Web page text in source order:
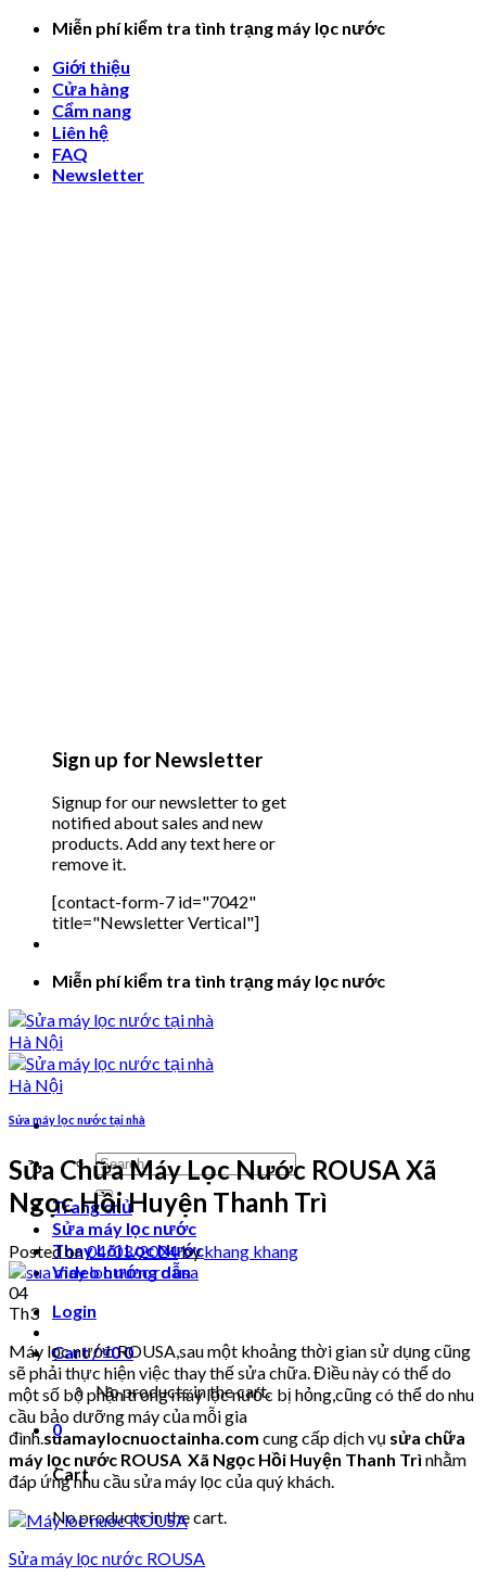
Skip
content
Miễn phí kiểm tra tình trạng máy lọc nước
Giới thiệu
Cửa hàng
Cẩm nang
Liên hệ
FAQ
Newsletter
Sign up for Newsletter
Signup for our newsletter to get
notified about sales and new
products. Add any text here or
remove it.
[contact-form-7 id="7042"
title="Newsletter Vertical"]
Miễn phí kiểm tra tình trạng máy lọc nước
Search
for:
Trang chủ
Sửa máy lọc nước
Thay Lõi Lọc Nước
Video hướng dẫn
Login
Cart /₫00
No products in the cart.
0
Cart
No products in the cart.
Sửa máy lọc nước tại nhà
Sửa Chữa Máy Lọc Nước ROUSA Xã
Ngọc Hồi Huyện Thanh Trì
Posted on04/03/2024bykhang khang
04
Th3
Máy lọc nước ROUSA,sau một khoảng thời gian sử dụng cũng
sẽ phải thực hiện việc thay thế sửa chữa. Điều này có thể do
một số bộ phận trong máy lọc nước bị hỏng,cũng có thể do nhu
cầu bảo dưỡng máy của mỗi gia
đình.suamaylocnuoctainha.com cung cấp dịch vụ sửa chữa
máy lọc nước ROUSA Xã Ngọc Hồi Huyện Thanh Trì nhằm
đáp ứng nhu cầu sửa máy lọc của quý khách.
Sửa máy lọc nước ROUSA